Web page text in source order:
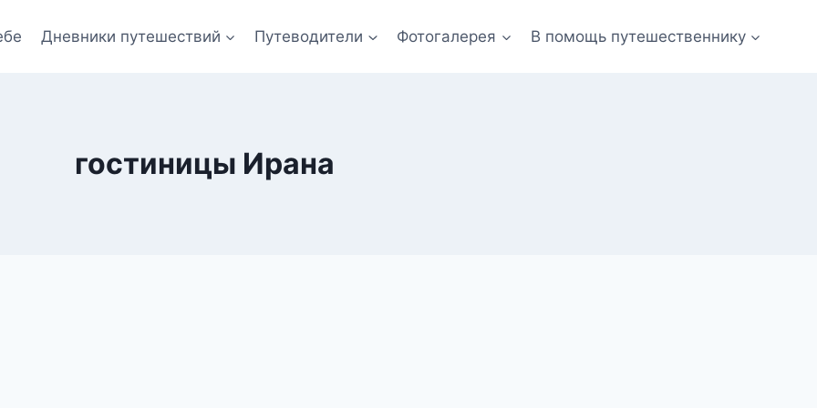
Дневники путешествий Путеводители Фотогалерея В помощь путешественнику
гостиницы Ирана